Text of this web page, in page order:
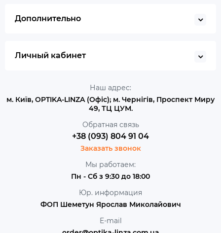
Дополнительно
Личный кабинет
Наш адрес:
м. Київ, OPTIKA-LINZA (Офіс); м. Чернігів, Проспект Миру
49, ТЦ ЦУМ.
Обратная связь
+38 (093) 804 91 04
Заказать звонок
Мы работаем:
Пн - Сб з 9:30 до 18:00
Юр. информация
ФОП Шеметун Ярослав Миколайович
E-mail